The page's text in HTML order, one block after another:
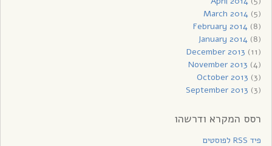
March 2014(5)
February 2014(8)
January 2014(8)
December 2013 (11)
November 2013 (4)
October 2013 (3)
September 2013 (3)
רסס המקרא ודרשהו
פיד RSS לפוסטים